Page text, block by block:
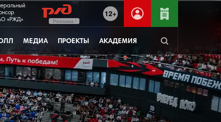
12+
«РЖД»
Реклама
МЕДИА ПРОЕКТЫ АКАДЕМИЯ